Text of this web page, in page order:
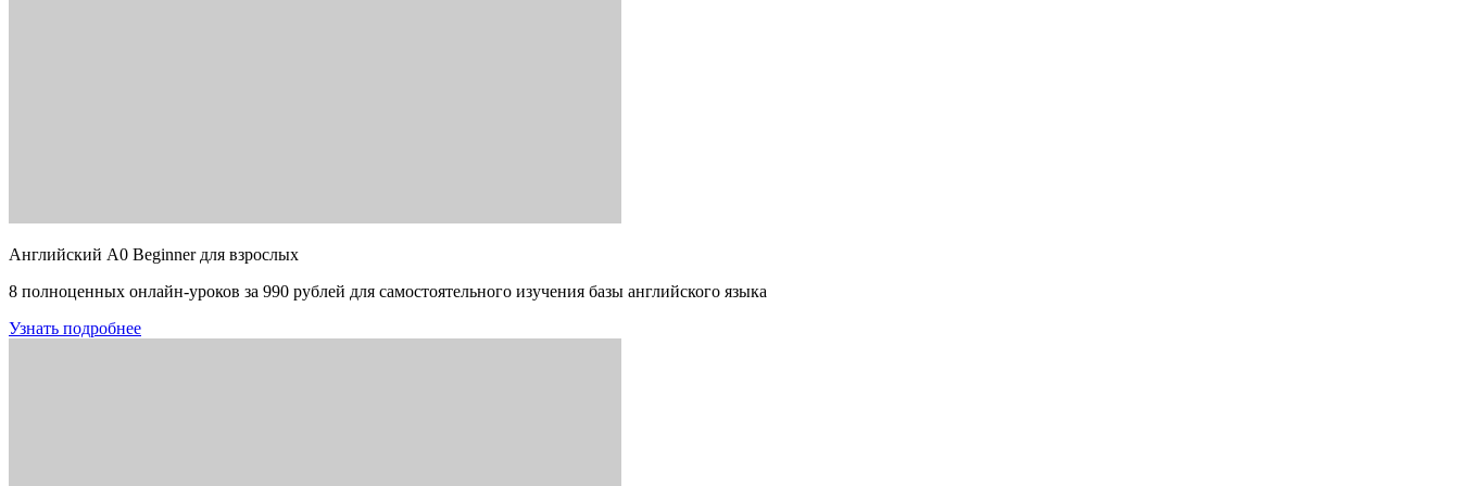
Английский A0 Beginner для взрослых
8 полноценных онлайн-уроков за 990 рублей для самостоятельного изучения базы английского языка
Узнать подробнее